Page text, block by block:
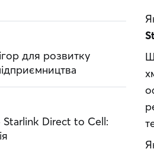
для розвитку
Direct to Cell: